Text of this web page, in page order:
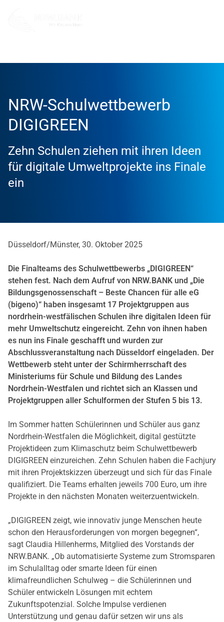
NRW-Schulwettbewerb
DIGIGREEN
Zehn Schulen ziehen mit ihren Ideen
für digitale Umweltprojekte ins Finale
ein
Düsseldorf/Münster, 30. Oktober 2025
Die Finalteams des Schulwettbewerbs „DIGIGREEN“
stehen fest. Nach dem Aufruf von NRW.BANK und „Die
Bildungsgenossenschaft – Beste Chancen für alle eG
(bigeno)“ haben insgesamt 17 Projektgruppen aus
nordrhein-westfälischen Schulen ihre digitalen Ideen für
mehr Umweltschutz eingereicht. Zehn von ihnen haben
es nun ins Finale geschafft und wurden zur
Abschlussveranstaltung nach Düsseldorf eingeladen. Der
Wettbewerb steht unter der Schirmherrschaft des
Ministeriums für Schule und Bildung des Landes
Nordrhein-Westfalen und richtet sich an Klassen und
Projektgruppen aller Schulformen der Stufen 5 bis 13.
Im Sommer hatten Schülerinnen und Schüler aus ganz
Nordrhein-Westfalen die Möglichkeit, digital gestützte
Projektideen zum Klimaschutz beim Schulwettbewerb
DIGIGREEN einzureichen. Zehn Schulen haben die Fachjury
mit ihren Projektskizzen überzeugt und sich für das Finale
qualifiziert. Die Teams erhalten jeweils 700 Euro, um ihre
Projekte in den nächsten Monaten weiterzuentwickeln.
„DIGIGREEN zeigt, wie innovativ junge Menschen heute
schon den Herausforderungen von morgen begegnen“,
sagt Claudia Hillenherms, Mitglied des Vorstands der
NRW.BANK. „Ob automatisierte Systeme zum Stromsparen
im Schulalltag oder smarte Ideen für einen
klimafreundlichen Schulweg – die Schülerinnen und
Schüler entwickeln Lösungen mit echtem
Zukunftspotenzial. Solche Impulse verdienen
Unterstützung und genau dafür setzen wir uns als